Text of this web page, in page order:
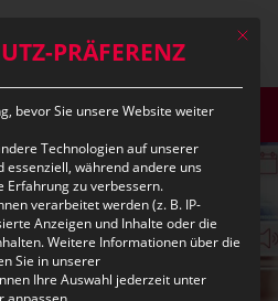
DEMO
Mit
PRÄFERENZ
bevor Sie unsere Website weiter
Technologien auf unserer
essenziell, während andere uns
Erfahrung zu verbessern.
verarbeitet werden (z. B. IP-
Anzeigen und Inhalte oder die
Weitere Informationen über die
Sie in unserer
Ihre Auswahl jederzeit unter